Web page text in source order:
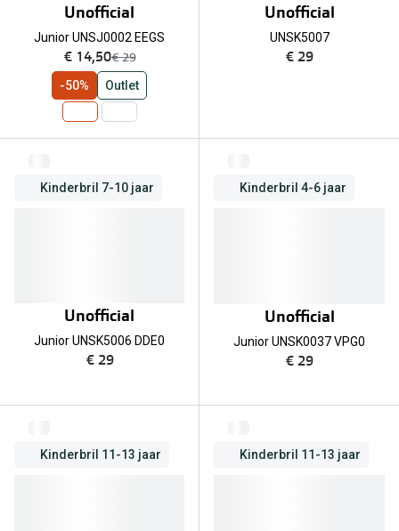
Unofficial
Junior UNSJ0002 EEGS
nu:
€ 14,50was:
€ 29
-50% Outlet
Unofficial
UNSK5007
€ 29
Kinderbril 7-10 jaar
Unofficial
Junior UNSK5006 DDE0
€ 29
Kinderbril 4-6 jaar
Unofficial
Junior UNSK0037 VPG0
€ 29
Kinderbril 11-13 jaar Kinderbril 11-13 jaar